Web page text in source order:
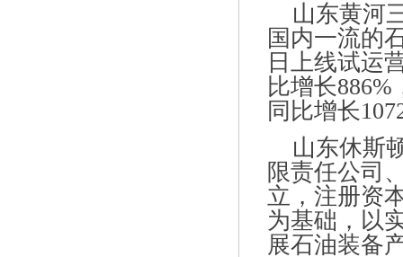
山东黄河
国内一流的
日上线试运
比增长
同比增长
山东休斯
限责任公司
立，注册资
为基础，以
展石油装备